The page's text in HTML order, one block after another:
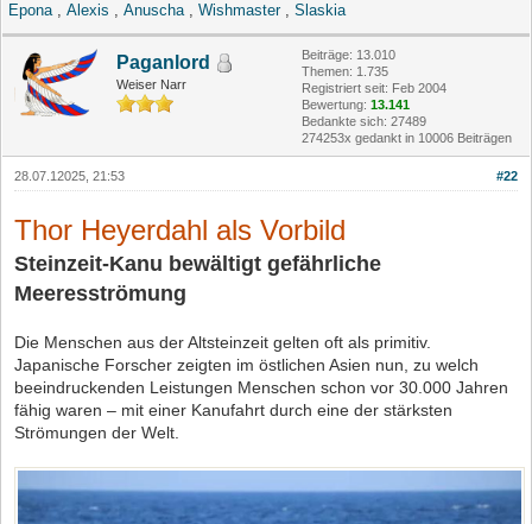
Epona, Alexis , Anuscha, Wishmaster, Slaskia
Paganlord
Weiser Narr
Beiträge: 13.010
Themen: 1.735
Registriert seit: Feb 2004
Bewertung: 13.141
Bedankte sich: 27489
274253x gedankt in 10006 Beiträgen
#22
28.07.12025, 21:53
Thor Heyerdahl als Vorbild
Steinzeit-Kanu bewältigt gefährliche
Meeresströmung
Die Menschen aus der Altsteinzeit gelten oft als primitiv.
Japanische Forscher zeigten im östlichen Asien nun, zu welch
beeindruckenden Leistungen Menschen schon vor 30.000 Jahren
fähig waren – mit einer Kanufahrt durch eine der stärksten
Strömungen der Welt.